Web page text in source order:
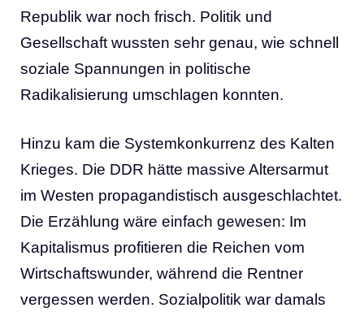
Republik war noch frisch. Politik und
Gesellschaft wussten sehr genau, wie schnell
soziale Spannungen in politische
Radikalisierung umschlagen konnten.
Hinzu kam die Systemkonkurrenz des Kalten
Krieges. Die DDR hätte massive Altersarmut
im Westen propagandistisch ausgeschlachtet.
Die Erzählung wäre einfach gewesen: Im
Kapitalismus profitieren die Reichen vom
Wirtschaftswunder, während die Rentner
vergessen werden. Sozialpolitik war damals